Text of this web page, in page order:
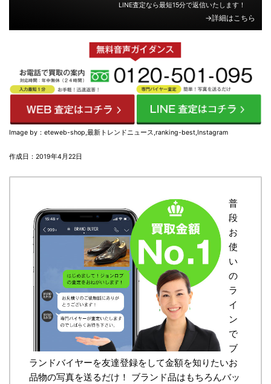
LINE査定なら最短15分で返信いたします！
→詳細はこちら
Image by：eteweb-shop,最新トレンドニュース,ranking-best,Instagram
作成日：2019年4月22日
普
段
お
使
い
の
ラ
イ
ン
で
ブ
ランドバイヤーを友達登録をして金額を知りたいお
品物の写真を送るだけ！ ブランド品はもちろんバッ